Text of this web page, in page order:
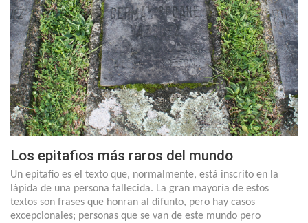
Los epitafios más raros del mundo
Un epitafio es el texto que, normalmente, está inscrito en la
lápida de una persona fallecida. La gran mayoría de estos
textos son frases que honran al difunto, pero hay casos
excepcionales; personas que se van de este mundo pero